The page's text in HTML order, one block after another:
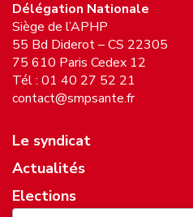
Délégation Nationale
Siège de l’APHP
55 Bd Diderot – CS 22305
75 610 Paris Cedex 12
Tél : 01 40 27 52 21
contact@smpsante.fr
Le syndicat
Actualités
Elections